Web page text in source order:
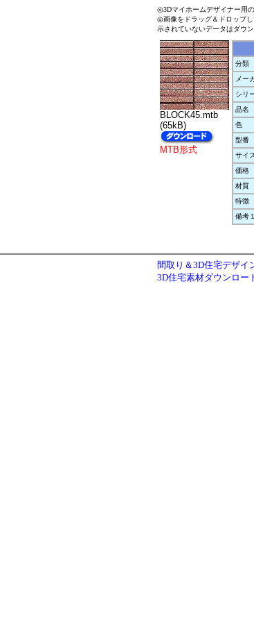
◎3Dマイホームデザイナー用
◎画像をドラッグ＆ドロップ
示されていないデータはダウ
BLOCK45.mtb
(65kB)
MTB形式
分類
メー
シリ
品名
色
型番
サイ
価格
材質
特徴
備考１
間取り＆3D住宅デザイ
3D住宅素材ダウンロー